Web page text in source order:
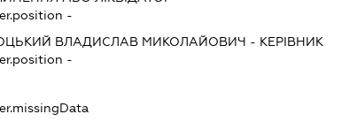
-
ВЛАДИСЛАВ МИКОЛАЙОВИЧ - КЕРІВНИК
-